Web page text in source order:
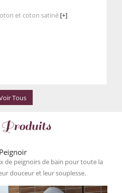
et coton satiné [+]
Tous
Peignoir
de peignoirs de bain pour toute la
douceur et leur souplesse.